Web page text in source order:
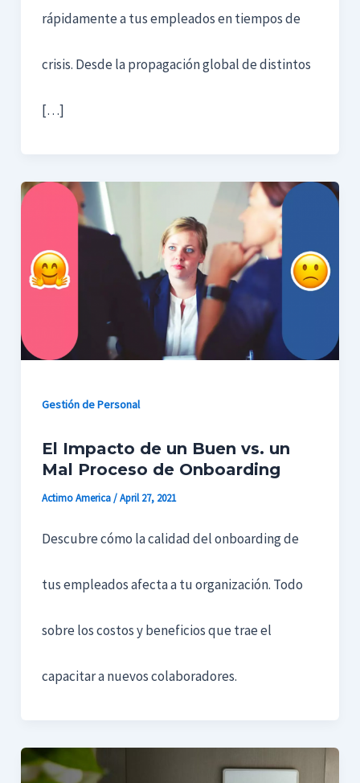
rápidamente a tus empleados en tiempos de
crisis. Desde la propagación global de distintos
[…]
Gestión de Personal
El Impacto de un Buen vs. un
Mal Proceso de Onboarding
Actimo America/April 27, 2021
Descubre cómo la calidad del onboarding de
tus empleados afecta a tu organización. Todo
sobre los costos y beneficios que trae el
capacitar a nuevos colaboradores.